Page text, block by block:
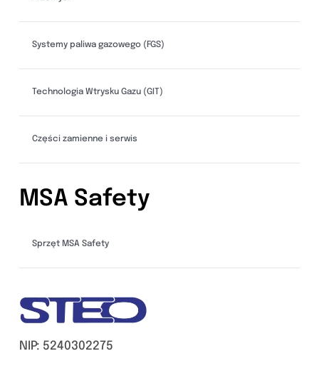
Systemy paliwa gazowego (FGS)
Technologia Wtrysku Gazu (GIT)
Części zamienne i serwis
MSA Safety
Sprzęt MSA Safety
NIP: 5240302275